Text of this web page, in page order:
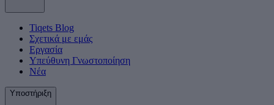
Tiqets Βlog
Σχετικά με εμάς
Εργασία
Υπεύθυνη Γνωστοποίηση
Νέα
Υποστήριξη